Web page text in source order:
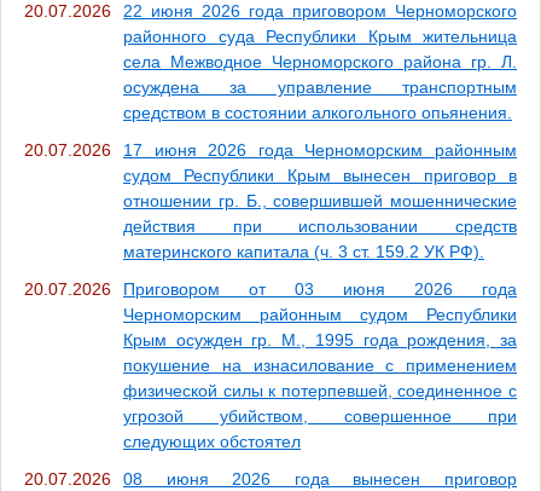
20.07.2026
22 июня 2026 года приговором Черноморского
районного суда Республики Крым жительница
села Межводное Черноморского района гр. Л.
осуждена за управление транспортным
средством в состоянии алкогольного опьянения.
20.07.2026
17 июня 2026 года Черноморским районным
судом Республики Крым вынесен приговор в
отношении гр. Б., совершившей мошеннические
действия при использовании средств
материнского капитала (ч. 3 ст. 159.2 УК РФ).
20.07.2026
Приговором от 03 июня 2026 года
Черноморским районным судом Республики
Крым осужден гр. М., 1995 года рождения, за
покушение на изнасилование с применением
физической силы к потерпевшей, соединенное с
угрозой убийством, совершенное при
следующих обстоятел
20.07.2026
08 июня 2026 года вынесен приговор